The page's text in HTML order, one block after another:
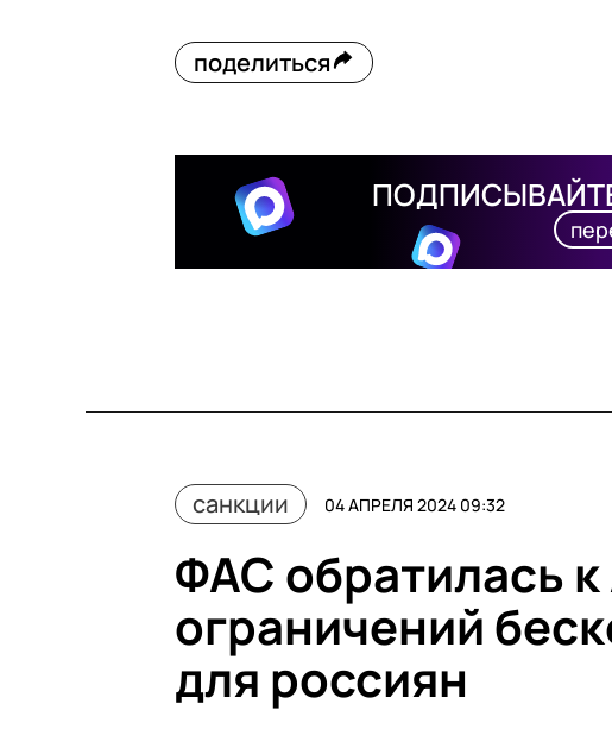
поделиться
санкции 04 АПРЕЛЯ 2024 09:32
ФАС обратилась к
ограничений
для россиян